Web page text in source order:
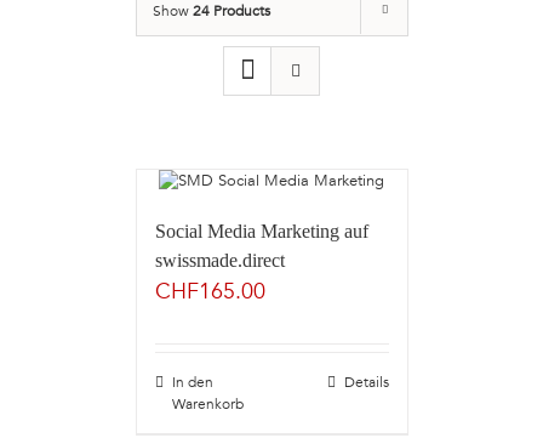
Show24 Products
Social Media Marketing auf
swissmade.direct
CHF165.00
In den
Warenkorb
Details